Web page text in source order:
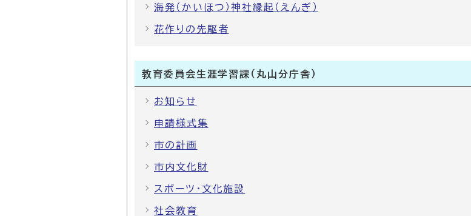
海発（かいほつ）神社縁起（えんぎ）
花作りの先駆者
教育委員会生涯学習課（丸山分庁舎）
お知らせ
申請様式集
市の計画
市内文化財
スポーツ・文化施設
社会教育